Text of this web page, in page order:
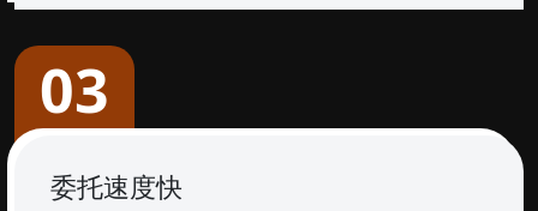
03
委托速度快